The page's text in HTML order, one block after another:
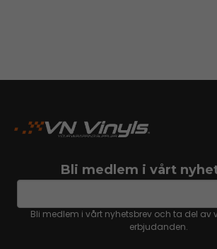
Bli medlem i vårt
email
Bli medlem i vårt nyhetsbrev och ta del av
erbjudanden.